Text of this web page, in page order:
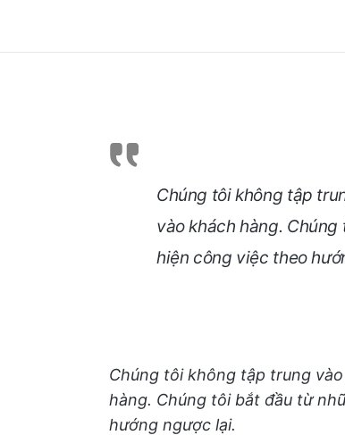
Chúng tôi không tập
vào khách hàng.
hiện công việc theo
Chúng tôi không tập trung
hàng. Chúng tôi bắt đầu từ
hướng ngược lại.